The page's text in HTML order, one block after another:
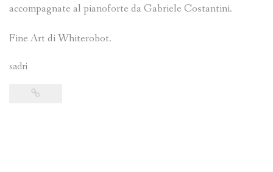
accompagnate al pianoforte da Gabriele Costantini.
Fine Art di Whiterobot.
sadri